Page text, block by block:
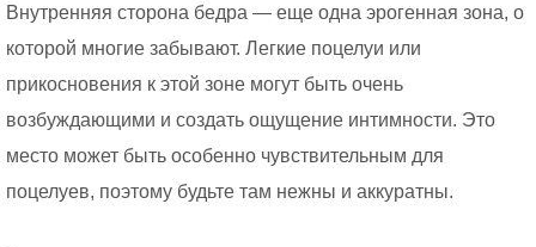
Внутренняя сторона бедра — еще одна эрогенная зона, о
которой многие забывают. Легкие поцелуи или
прикосновения к этой зоне могут быть очень
возбуждающими и создать ощущение интимности. Это
место может быть особенно чувствительным для
поцелуев, поэтому будьте там нежны и аккуратны.